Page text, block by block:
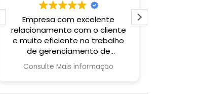
Empresa com excelente
relacionamento com o cliente
e muito eficiente no trabalho
de gerenciamento de
campanhas.
Consulte Mais informação